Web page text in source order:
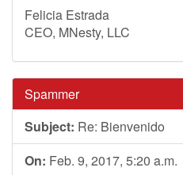
Felicia Estrada
CEO, MNesty, LLC
Spammer
Subject: Re: Bienvenido
On: Feb. 9, 2017, 5:20 a.m.